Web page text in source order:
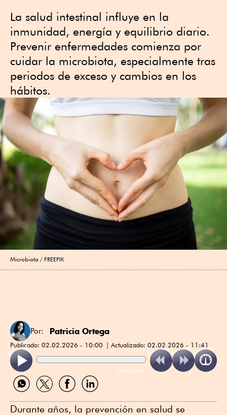
La salud intestinal influye en la
inmunidad, energía y equilibrio diario.
Prevenir enfermedades comienza por
cuidar la microbiota, especialmente tras
periodos de exceso y cambios en los
hábitos.
Microbiota FREEPIK
Por: Patricia Ortega
Publicado: 02.02.2026 - 10:00 Actualizado: 02.02.2026 - 11:41
ReadSpeaker
Compartir
por
Compartir
por
Compartir
por
Compartir
por
Durante años, la prevención en salud se